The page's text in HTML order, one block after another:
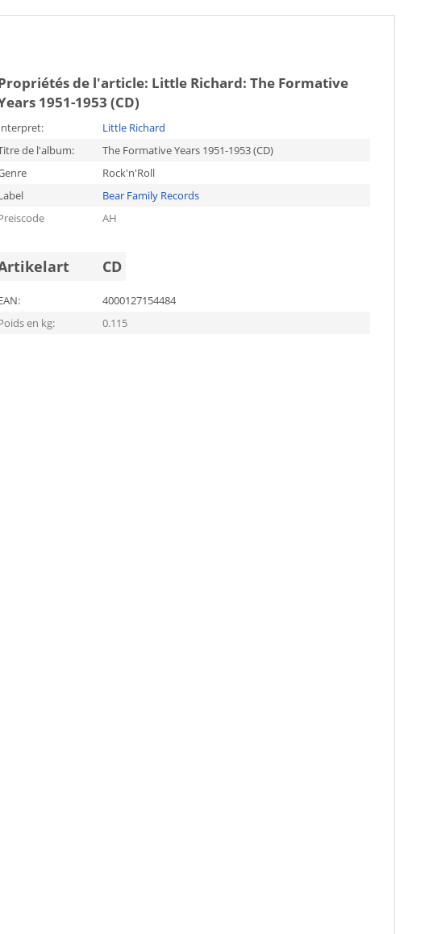
de l'article: Little Richard: The Formative
1951-1953 (CD)
Little Richard
de l'album:
The Formative Years 1951-1953 (CD)
Rock'n'Roll
Bear Family Records
AH
CD
4000127154484
en kg:
0.115